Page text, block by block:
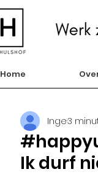
Home
Ik durf
Inge3